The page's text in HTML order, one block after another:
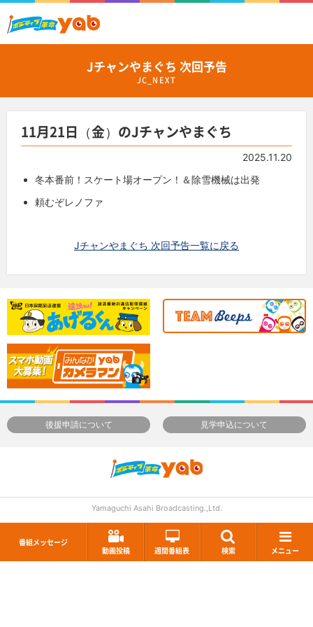
番組メッセージ
動画投稿
週間番組表 検索 メニュー
Jチャンやまぐち 次回予告
JC_NEXT
11月21日（金）のJチャンやまぐち
2025.11.20
冬本番前！スケート場オープン！＆除雪機械は出発
頼むぞレノファ
Jチャンやまぐち 次回予告一覧に戻る
後援申請について 見学申込について
Yamaguchi Asahi Broadcasting.,Ltd.